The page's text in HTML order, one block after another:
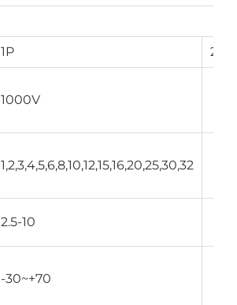
1P 2P
1000V
1,2,3,4,5,6,8,10,12,15,16,20,25,30,32
2.5-10
-30~+70